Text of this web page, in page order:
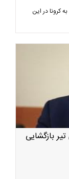
کرونا در این
بازگشایی